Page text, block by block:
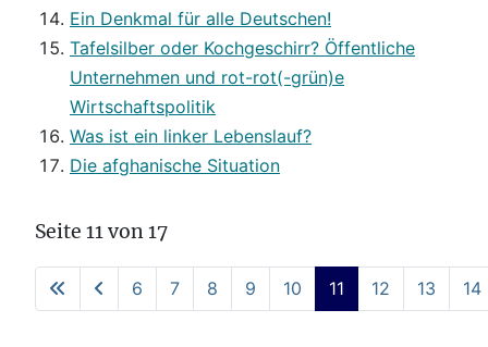
Ein Denkmal für alle Deutschen!
Tafelsilber oder Kochgeschirr? Öffentliche
Unternehmen und rot-rot(-grün)e
Wirtschaftspolitik
Was ist ein linker Lebenslauf?
Die afghanische Situation
Seite 11 von 17
6 7 8 9 10 11 12 13 14